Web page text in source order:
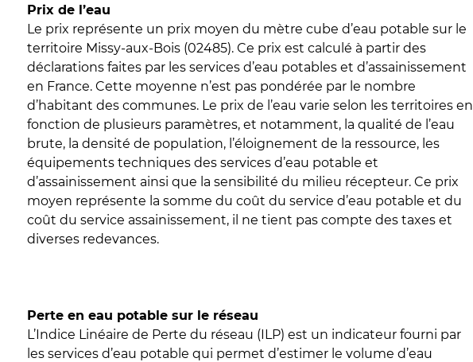
Prix de l’eau
Le prix représente un prix moyen du mètre cube d’eau potable sur le
territoire Missy-aux-Bois (02485). Ce prix est calculé à partir des
déclarations faites par les services d’eau potables et d’assainissement
en France. Cette moyenne n’est pas pondérée par le nombre
d’habitant des communes. Le prix de l’eau varie selon les territoires en
fonction de plusieurs paramètres, et notamment, la qualité de l’eau
brute, la densité de population, l’éloignement de la ressource, les
équipements techniques des services d’eau potable et
d’assainissement ainsi que la sensibilité du milieu récepteur. Ce prix
moyen représente la somme du coût du service d’eau potable et du
coût du service assainissement, il ne tient pas compte des taxes et
diverses redevances.
Perte en eau potable sur le réseau
L’Indice Linéaire de Perte du réseau (ILP) est un indicateur fourni par
les services d’eau potable qui permet d’estimer le volume d’eau